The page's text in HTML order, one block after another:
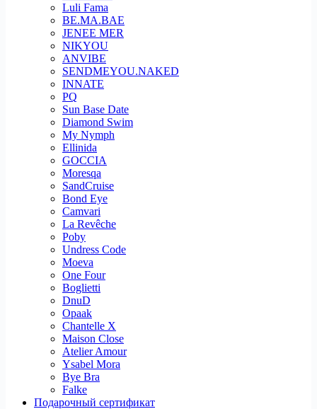
Luli Fama
BE.MA.BAE
JENEE MER
NIKYOU
ANVIBE
SENDMEYOU.NAKED
INNATE
PQ
Sun Base Date
Diamond Swim
My Nymph
Ellinida
GOCCIA
Moresqa
SandCruise
Bond Eye
Camvari
La Revêche
Poby
Undress Code
Moeva
One Four
Boglietti
DnuD
Opaak
Chantelle X
Maison Close
Atelier Amour
Ysabel Mora
Bye Bra
Falke
Подарочный сертификат